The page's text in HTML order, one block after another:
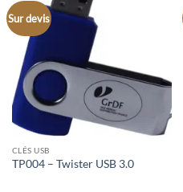
Sur devis
CLÉS USB
TP004 – Twister USB 3.0